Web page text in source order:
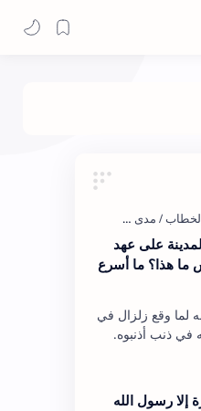
على عهد
ما هذا؟ ما أسرع
لما وقع زلزال في
في ذنب أذنبوه.
في العقوبات
إلا رسول الله